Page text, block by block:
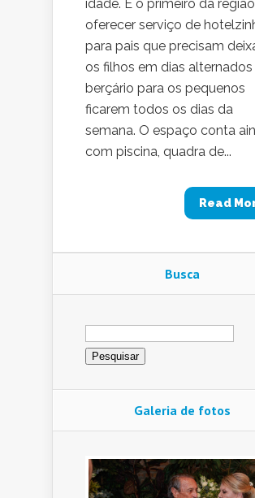
idade. É o primeiro da
oferecer serviço de
para pais que precisam
os filhos em dias alternados
berçário para os pequenos
ficarem todos os dias da
semana. O espaço conta
com piscina, quadra de...
Read
Busca
Pesquisar
por:
Galeria de fotos